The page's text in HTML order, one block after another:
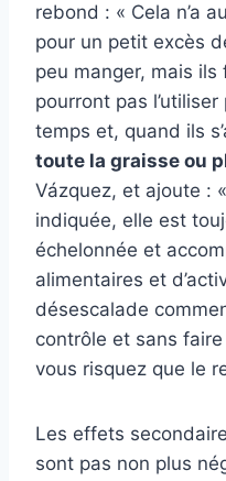
rebond : « Cela n’a
pour un petit excès
peu manger, mais
pourront pas
temps et, quand ils
toute la graisse ou
Vázquez, et ajoute :
indiquée, elle est
échelonnée et
alimentaires et
désescalade
contrôle et sans
vous risquez que le
Les effets
sont pas non plus